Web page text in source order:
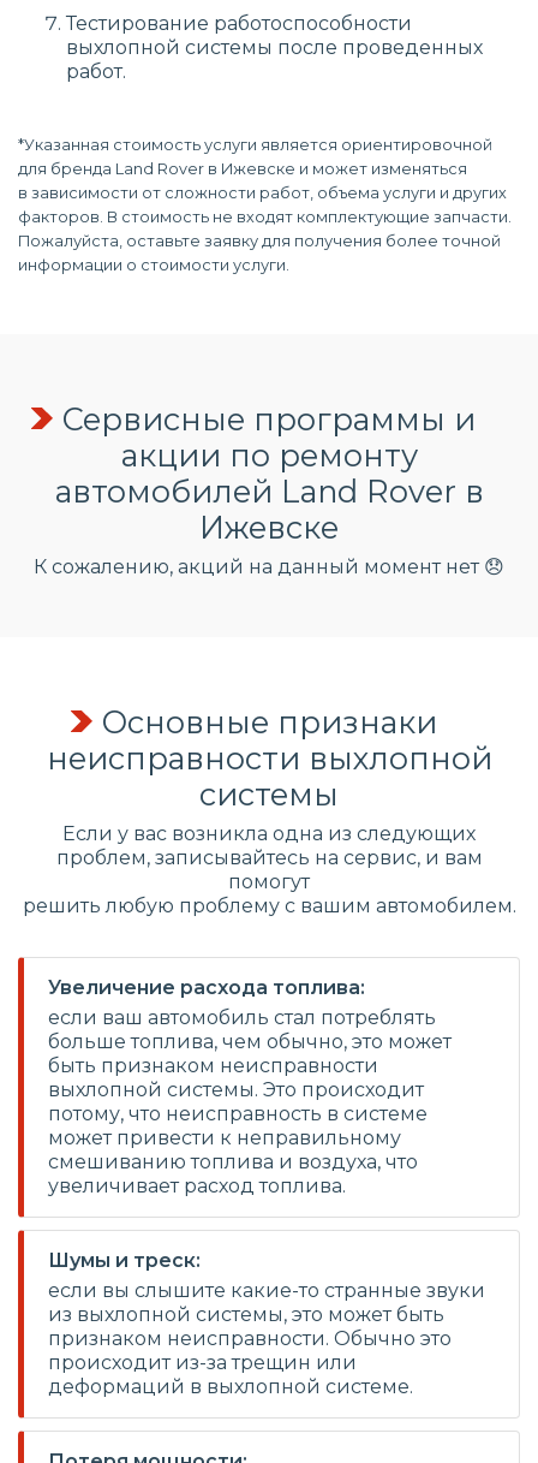
Тестирование работоспособности
выхлопной системы после проведенных
работ.
*Указанная стоимость услуги является ориентировочной
для бренда Land Rover в Ижевске и может изменяться
в зависимости от сложности работ, объема услуги и других
факторов. В стоимость не входят комплектующие запчасти.
Пожалуйста, оставьте заявку для получения более точной
информации о стоимости услуги.
Сервисные программы и
акции по ремонту
автомобилей Land Rover в
Ижевске
К сожалению, акций на данный момент нет 😞
Основные признаки
неисправности выхлопной
системы
Если у вас возникла одна из следующих
проблем, записывайтесь на сервис, и вам
помогут
решить любую проблему с вашим автомобилем.
Увеличение расхода топлива:
если ваш автомобиль стал потреблять
больше топлива, чем обычно, это может
быть признаком неисправности
выхлопной системы. Это происходит
потому, что неисправность в системе
может привести к неправильному
смешиванию топлива и воздуха, что
увеличивает расход топлива.
Шумы и треск:
если вы слышите какие-то странные звуки
из выхлопной системы, это может быть
признаком неисправности. Обычно это
происходит из-за трещин или
деформаций в выхлопной системе.